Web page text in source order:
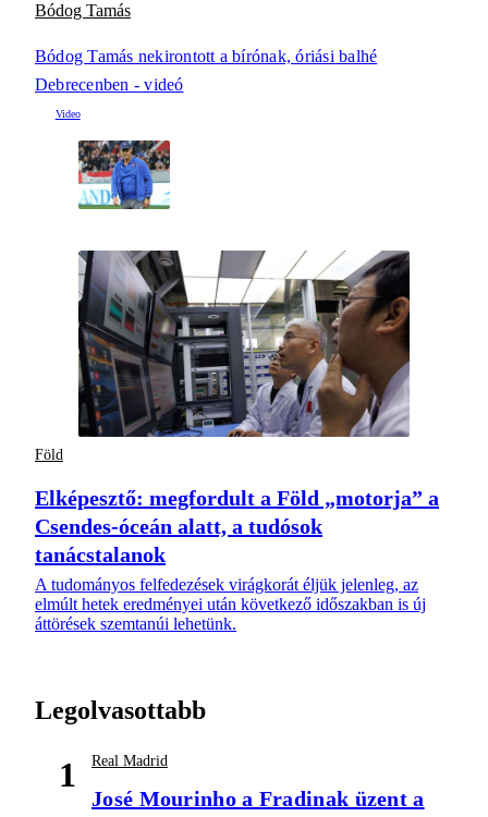
Bódog Tamás
Bódog Tamás nekirontott a bírónak, óriási balhé
Debrecenben - videó
Föld
Elképesztő: megfordult a Föld „motorja” a
Csendes-óceán alatt, a tudósok
tanácstalanok
A tudományos felfedezések virágkorát éljük jelenleg, az
elmúlt hetek eredményei után következő időszakban is új
áttörések szemtanúi lehetünk.
Legolvasottabb
1 Real Madrid
José Mourinho a Fradinak üzent a